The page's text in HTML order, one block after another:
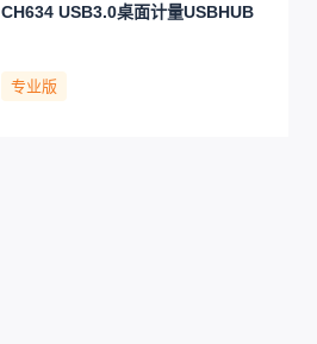
CH634 USB3.0桌面计量USBHUB
专业版